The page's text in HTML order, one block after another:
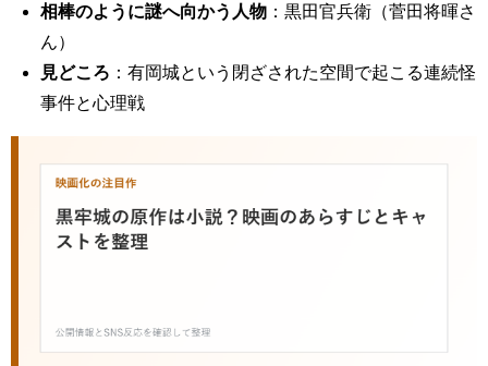
相棒のように謎へ向かう人物 ：黒田官兵衛（菅田将暉さ
ん）
見どころ ：有岡城という閉ざされた空間で起こる連続怪
事件と心理戦